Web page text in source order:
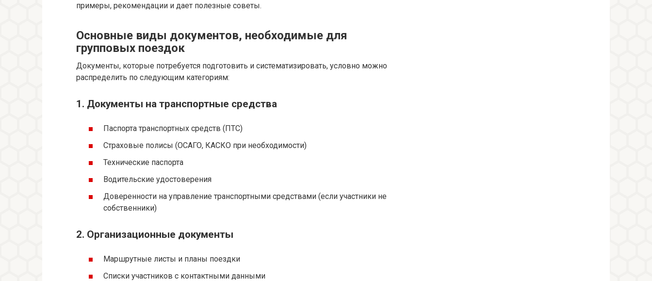
примеры, рекомендации и дает полезные советы.
Основные виды документов, необходимые для
групповых поездок
Документы, которые потребуется подготовить и систематизировать, условно можно
распределить по следующим категориям:
1. Документы на транспортные средства
Паспорта транспортных средств (ПТС)
Страховые полисы (ОСАГО, КАСКО при необходимости)
Технические паспорта
Водительские удостоверения
Доверенности на управление транспортными средствами (если участники не
собственники)
2. Организационные документы
Маршрутные листы и планы поездки
Списки участников с контактными данными